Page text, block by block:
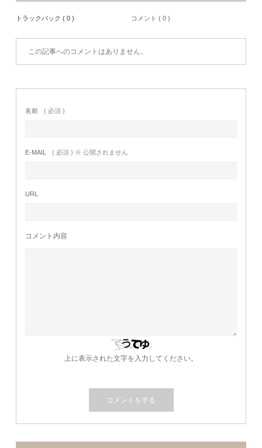
トラックバック ( 0 ) コメント ( 0 )
この記事へのコメントはありません。
名前 ( 必須 )
E-MAIL ( 必須 ) ※ 公開されません
URL
コメント内容
上に表示された文字を入力してください。